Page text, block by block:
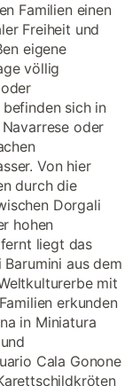
Familien einen
Freiheit und
eigene
völlig
sich in
oder
Von hier
durch die
Dorgali
hohen
liegt das
aus dem
mit
erkunden
in Miniatura
Cala Gonone